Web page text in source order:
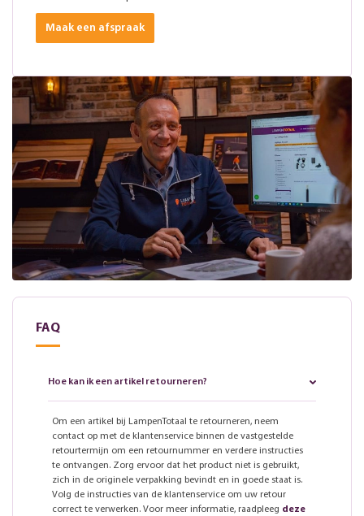
Maak een afspraak
FAQ
Hoe kan ik een artikel retourneren?
Om een artikel bij LampenTotaal te retourneren, neem
contact op met de klantenservice binnen de vastgestelde
retourtermijn om een retournummer en verdere instructies
te ontvangen. Zorg ervoor dat het product niet is gebruikt,
zich in de originele verpakking bevindt en in goede staat is.
Volg de instructies van de klantenservice om uw retour
correct te verwerken. Voor meer informatie, raadpleeg deze